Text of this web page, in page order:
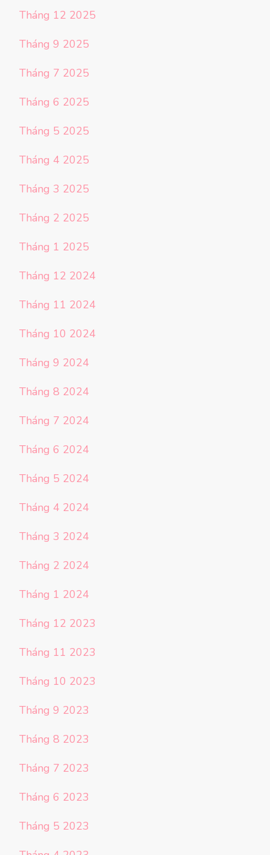
Tháng 12 2025
Tháng 9 2025
Tháng 7 2025
Tháng 6 2025
Tháng 5 2025
Tháng 4 2025
Tháng 3 2025
Tháng 2 2025
Tháng 1 2025
Tháng 12 2024
Tháng 11 2024
Tháng 10 2024
Tháng 9 2024
Tháng 8 2024
Tháng 7 2024
Tháng 6 2024
Tháng 5 2024
Tháng 4 2024
Tháng 3 2024
Tháng 2 2024
Tháng 1 2024
Tháng 12 2023
Tháng 11 2023
Tháng 10 2023
Tháng 9 2023
Tháng 8 2023
Tháng 7 2023
Tháng 6 2023
Tháng 5 2023